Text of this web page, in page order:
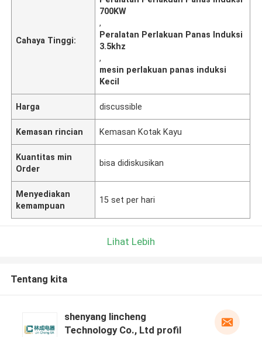
Cahaya Tinggi:
700KW
,
Peralatan Perlakuan Panas Induksi
3.5khz
,
mesin perlakuan panas induksi
Kecil
Harga discussible
Kemasan rincian Kemasan Kotak Kayu
Kuantitas min
Order
bisa didiskusikan
Menyediakan
kemampuan
15 set per hari
Lihat Lebih
Tentang kita
shenyang lincheng
Technology Co., Ltd profil